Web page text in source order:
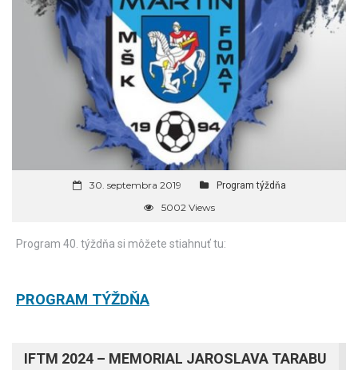
30. septembra 2019 Program týždňa
5002 Views
Program 40. týždňa si môžete stiahnuť tu:
PROGRAM TÝŽDŇA
IFTM 2024 – MEMORIAL JAROSLAVA TARABU